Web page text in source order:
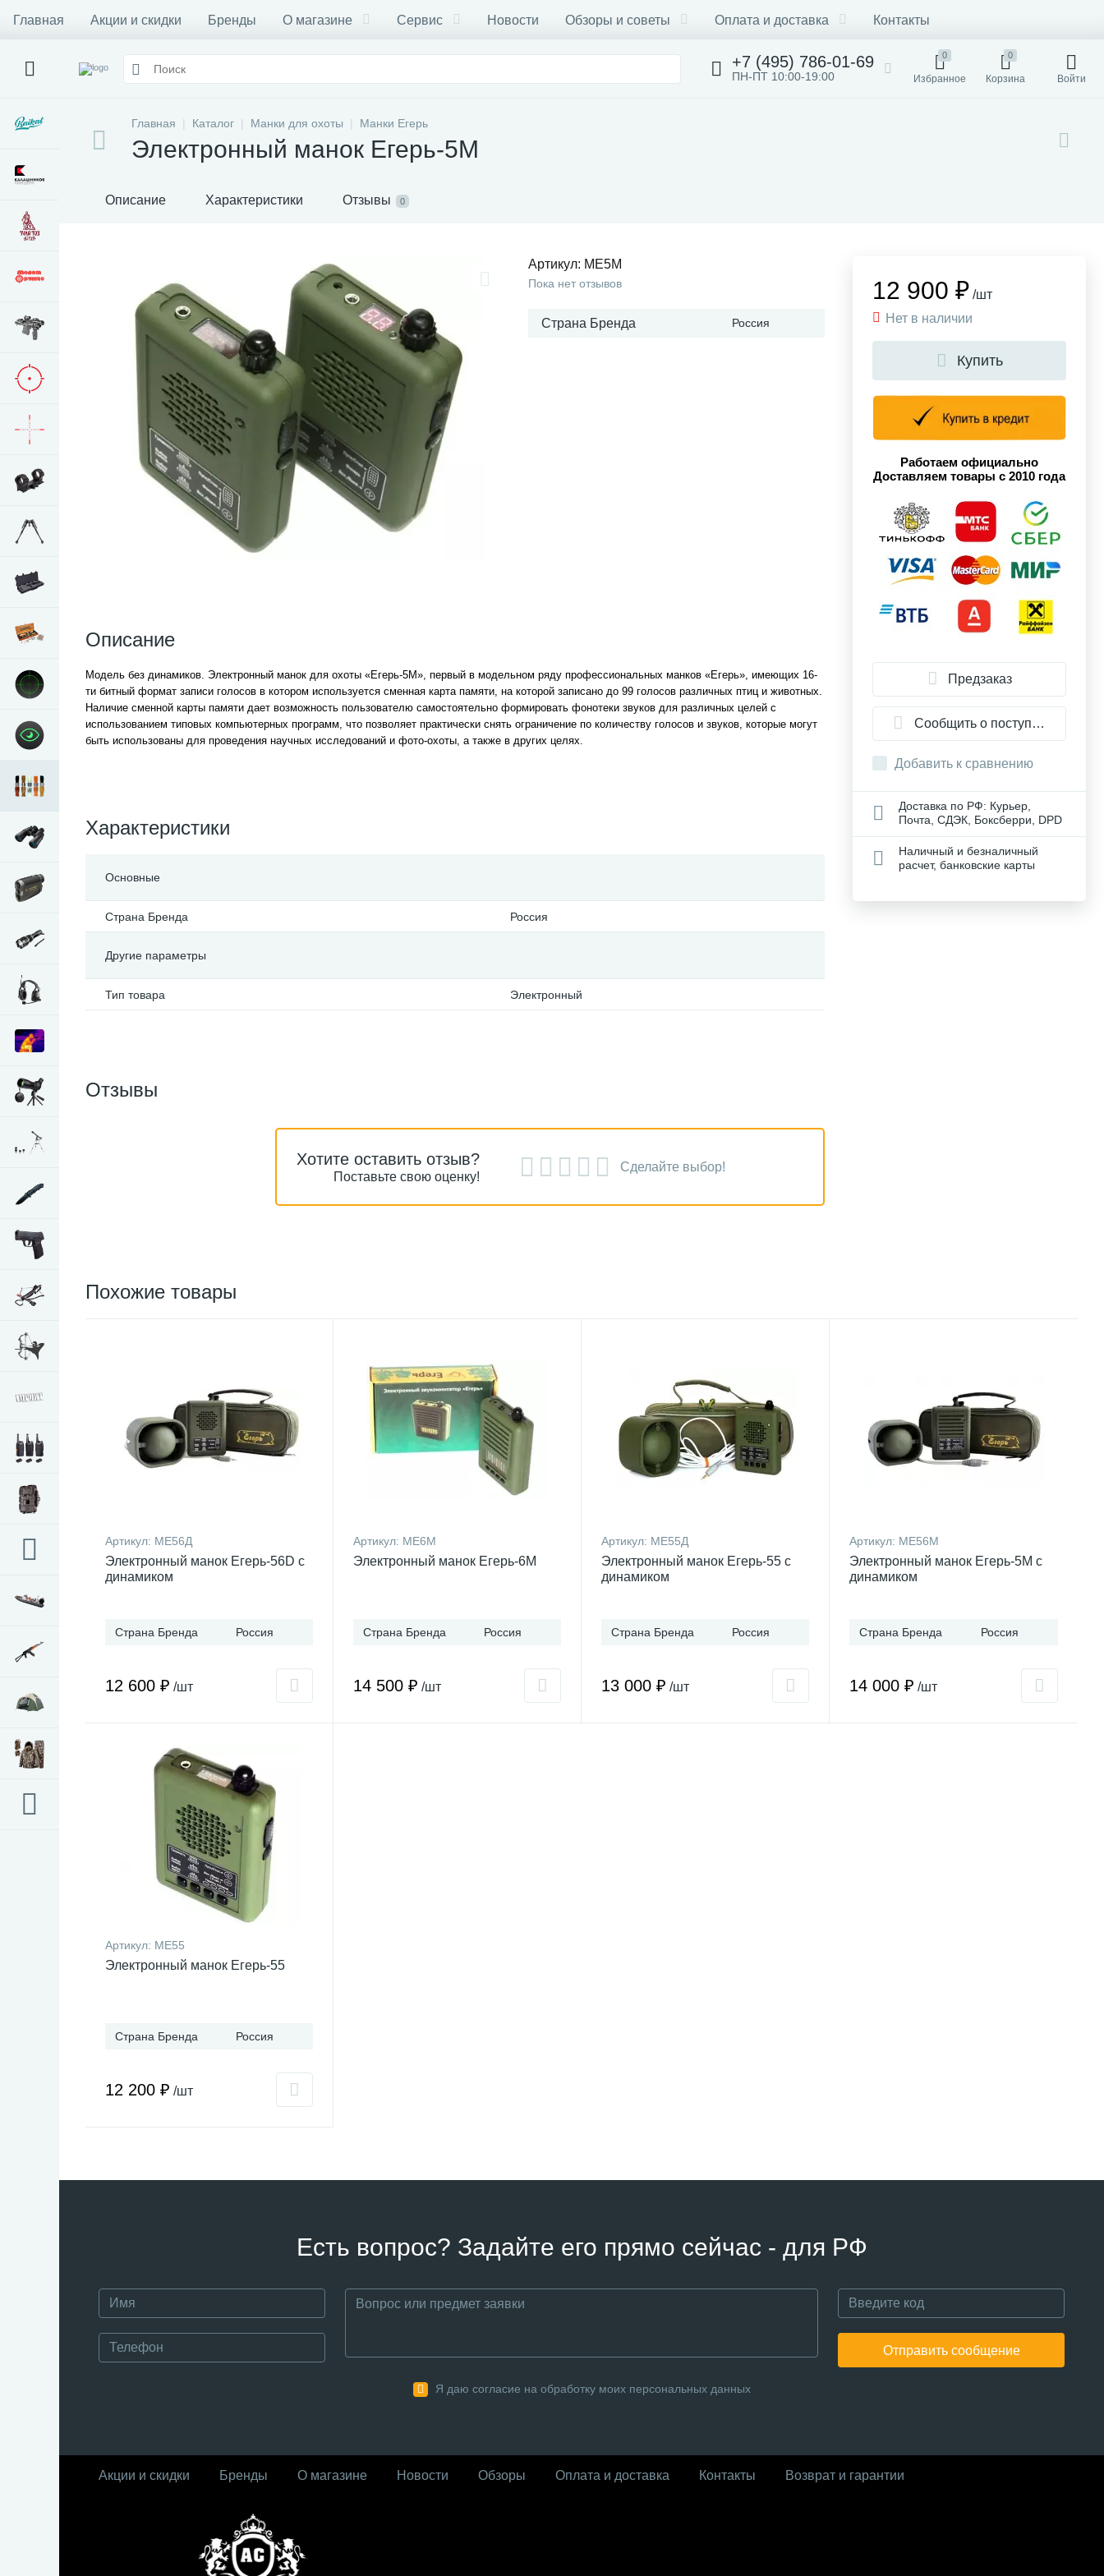
Главная Акции и скидки Бренды О магазине Сервис Новости Обзоры и советы Оплата и доставка Контакты
+7 (495) 786-01-69
ПН-ПТ 10:00-19:00
0
Избранное
0
Корзина Войти
Главная Каталог Манки для охоты Манки Егерь
Электронный манок Егерь-5М
Описание Характеристики Отзывы 0
Артикул: МЕ5М
Пока нет отзывов
Страна Бренда Россия
Описание
Модель без динамиков. Электронный манок для охоты «Егерь-5М», первый в модельном ряду профессиональных манков «Егерь», имеющих 16-
ти битный формат записи голосов в котором используется сменная карта памяти, на которой записано до 99 голосов различных птиц и животных.
Наличие сменной карты памяти дает возможность пользователю самостоятельно формировать фонотеки звуков для различных целей с
использованием типовых компьютерных программ, что позволяет практически снять ограничение по количеству голосов и звуков, которые могут
быть использованы для проведения научных исследований и фото-охоты, а также в других целях.
Характеристики
Основные
Страна Бренда Россия
Другие параметры
Тип товара Электронный
12 900 ₽ /шт
Нет в наличии
Купить
Работаем официально
Доставляем товары с 2010 года
Предзаказ
Сообщить о поступлении
Добавить к сравнению
Доставка по РФ: Курьер,
Почта, СДЭК, Боксберри, DPD
Наличный и безналичный
расчет, банковские карты
Отзывы
Хотите оставить отзыв?
Поставьте свою оценку!
Сделайте выбор!
Похожие товары
Артикул: МЕ56Д
Электронный манок Егерь-56D с
динамиком
Страна Бренда Россия
12 600 ₽ /шт
Артикул: МЕ6М
Электронный манок Егерь-6М
Страна Бренда Россия
14 500 ₽ /шт
Артикул: МЕ55Д
Электронный манок Егерь-55 с
динамиком
Страна Бренда Россия
13 000 ₽ /шт
Артикул: МЕ56М
Электронный манок Егерь-5М с
динамиком
Страна Бренда Россия
14 000 ₽ /шт
Артикул: МЕ55
Электронный манок Егерь-55
Страна Бренда Россия
12 200 ₽ /шт
Есть вопрос? Задайте его прямо сейчас - для РФ
Отправить сообщение
Я даю согласие на обработку моих персональных данных
Акции и скидки Бренды О магазине Новости Обзоры Оплата и доставка Контакты Возврат и гарантии